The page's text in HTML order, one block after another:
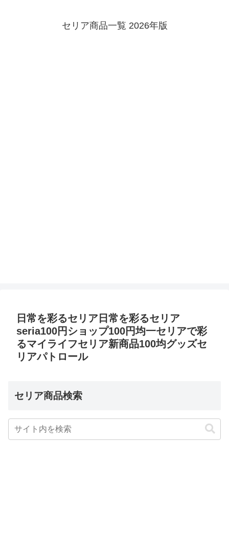
セリア商品一覧 2026年版
日常を彩るセリア日常を彩るセリア
seria100円ショップ100円均一セリアで彩
るマイライフセリア新商品100均グッズセ
リアパトロール
セリア商品検索